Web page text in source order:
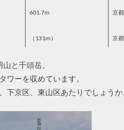
601.7m 京
（131m） 京
と千頭岳。
ワーを収めています。
京区、東山区あたりでしょうか